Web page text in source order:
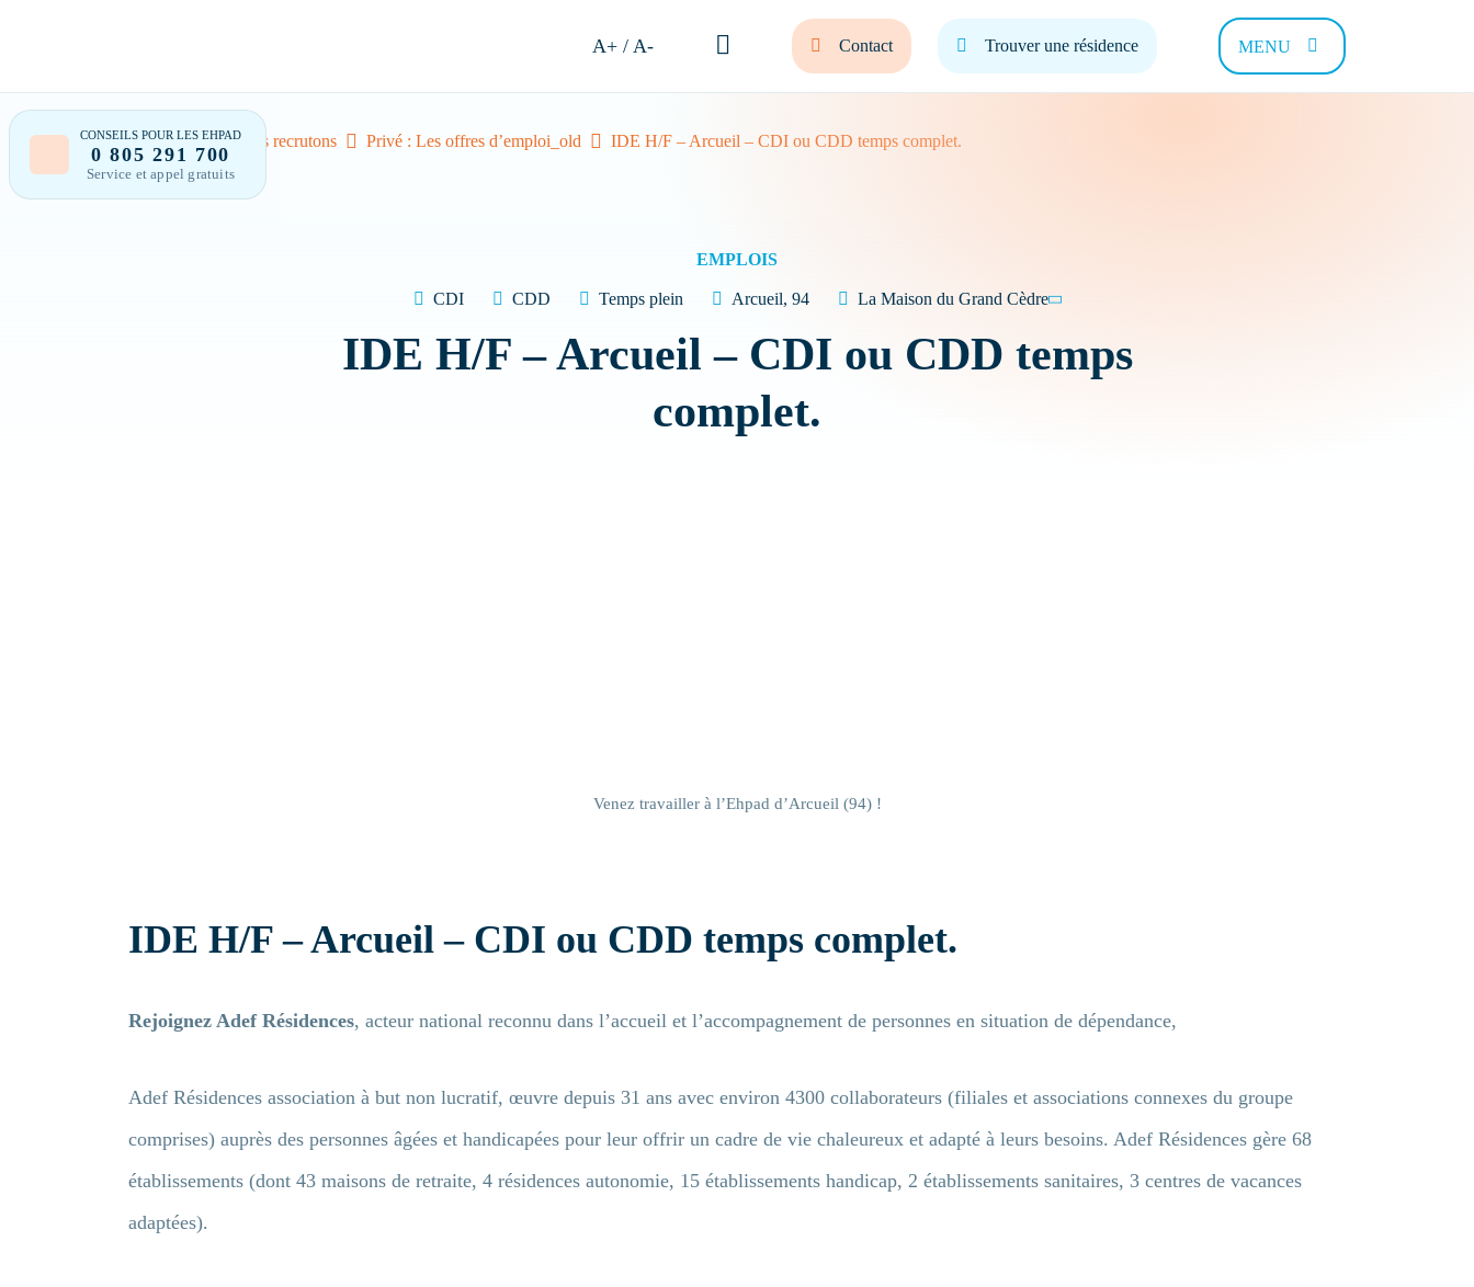
A+ / A- Contact Trouver une résidence MENU
CONSEILS POUR LES EHPAD
0 805 291 700
Service et appel gratuits
Accueil Nous recrutons Privé : Les offres d’emploi_old IDE H/F – Arcueil – CDI ou CDD temps complet.
EMPLOIS
CDI CDD Temps plein Arcueil, 94 La Maison du Grand Cèdre
IDE H/F – Arcueil – CDI ou CDD temps
complet.
Venez travailler à l’Ehpad d’Arcueil (94) !
IDE H/F – Arcueil – CDI ou CDD temps complet.
Rejoignez Adef Résidences, acteur national reconnu dans l’accueil et l’accompagnement de personnes en situation de dépendance,
Adef Résidences association à but non lucratif, œuvre depuis 31 ans avec environ 4300 collaborateurs (filiales et associations connexes du groupe
comprises) auprès des personnes âgées et handicapées pour leur offrir un cadre de vie chaleureux et adapté à leurs besoins. Adef Résidences gère 68
établissements (dont 43 maisons de retraite, 4 résidences autonomie, 15 établissements handicap, 2 établissements sanitaires, 3 centres de vacances
adaptées).
nous vous aider ?
Trouver sa résidence Nous recrutons FAQ Contact